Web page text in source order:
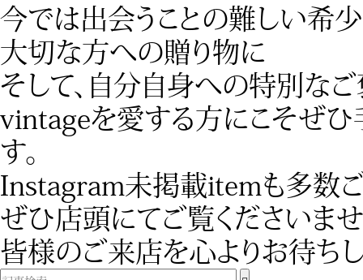
今では出会うことの難しい希
大切な方への贈り物に
そして、自分自身への特別なご
vintageを愛する方にこそぜひ
す。
Instagram未掲載itemも多数
ぜひ店頭にてご覧くださいませ
皆様のご来店を心よりお待ちし